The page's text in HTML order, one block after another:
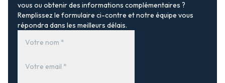
vous ou obtenir des informations complémentaires ?
Remplissez le formulaire ci-contre et notre équipe vous
répondra dans les meilleurs délais.